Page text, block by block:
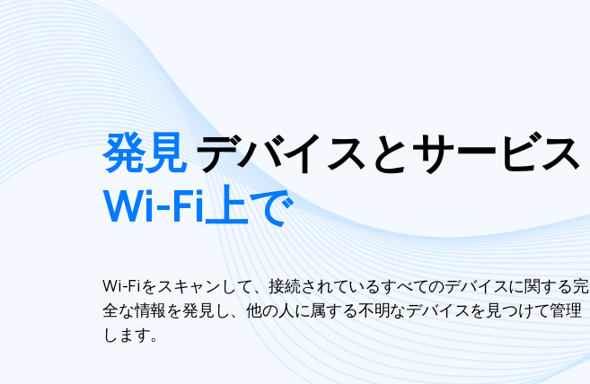
発見デバイスとサービス
Wi-Fi上で
Wi-Fiをスキャンして、接続されているすべてのデバイスに関する完
全な情報を発見し、他の人に属する不明なデバイスを見つけて管理
します。